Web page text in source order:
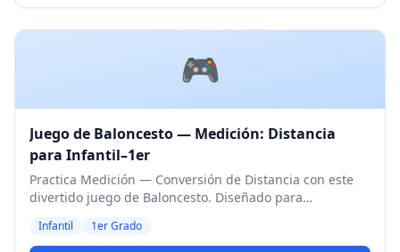
🎮
Juego de Baloncesto — Medición: Distancia
para Infantil–1er
Practica Medición — Conversión de Distancia con este
divertido juego de Baloncesto. Diseñado para
Infantil 1er Grado